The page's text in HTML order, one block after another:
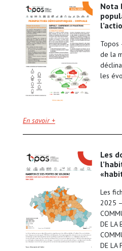
nota bene "projeter la
Topos
de la
les
En savoir +
les données clés de
Les
2025
DE LA
DE LA